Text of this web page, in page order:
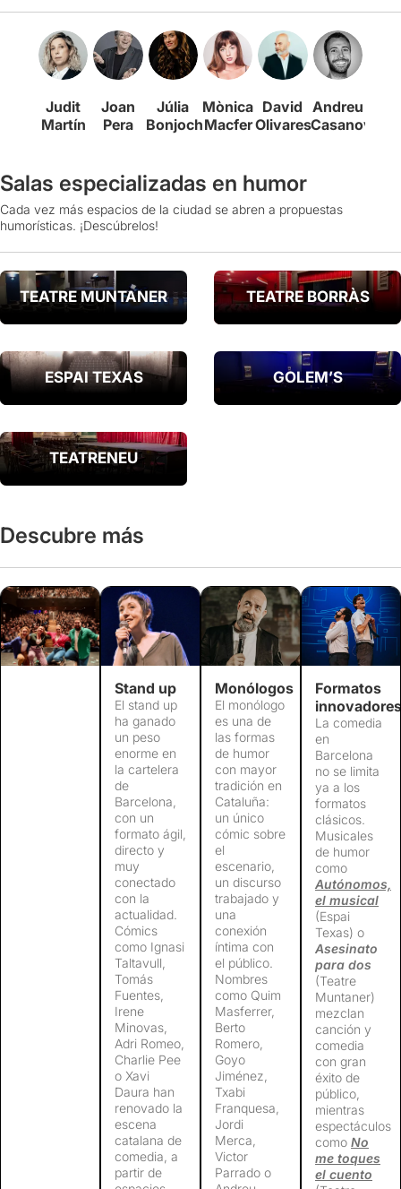
Judit
Martín
Joan
Pera
Júlia
Bonjoch
Mònica
Macfer
David
Olivares
Andreu
Casanova
Salas especializadas en humor
Cada vez más espacios de la ciudad se abren a propuestas
humorísticas. ¡Descúbrelos!
TEATRE MUNTANER TEATRE BORRÀS
ESPAI TEXAS GOLEM’S
TEATRENEU
Descubre más
Stand up
El stand up
ha ganado
un peso
enorme en
la cartelera
de
Barcelona, ​​
con un
formato ágil,
directo y
muy
conectado
con la
actualidad.
Cómics
como Ignasi
Taltavull,
Tomás
Fuentes,
Irene
Minovas,
Adri Romeo,
Charlie Pee
o Xavi
Daura han
renovado la
escena
catalana de
comedia, a
partir de
Monólogos
El monólogo
es una de
las formas
de humor
con mayor
tradición en
Cataluña:
un único
cómic sobre
el
escenario,
un discurso
trabajado y
una
conexión
íntima con
el público.
Nombres
como Quim
Masferrer,
Berto
Romero,
Goyo
Jiménez,
Txabi
Franquesa,
Jordi
Merca,
Victor
Parrado o
Formatos
innovadores
La comedia
en
Barcelona
no se limita
ya a los
formatos
clásicos.
Musicales
de humor
como
Autónomos,
el musical
(Espai
Texas) o
Asesinato
para dos
(Teatre
Muntaner)
mezclan
canción y
comedia
con gran
éxito de
público,
mientras
espectáculos
como No
me toques
el cuento